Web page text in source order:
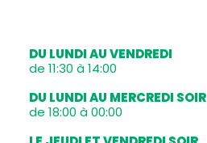
DU LUNDI AU VENDREDI
de 11:30 à 14:00
DU LUNDI AU MERCREDI SOIR
de 18:00 à 00:00